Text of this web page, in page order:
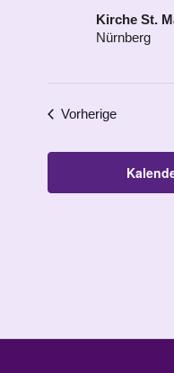
Kirche St.
Nürnberg
Vorherige